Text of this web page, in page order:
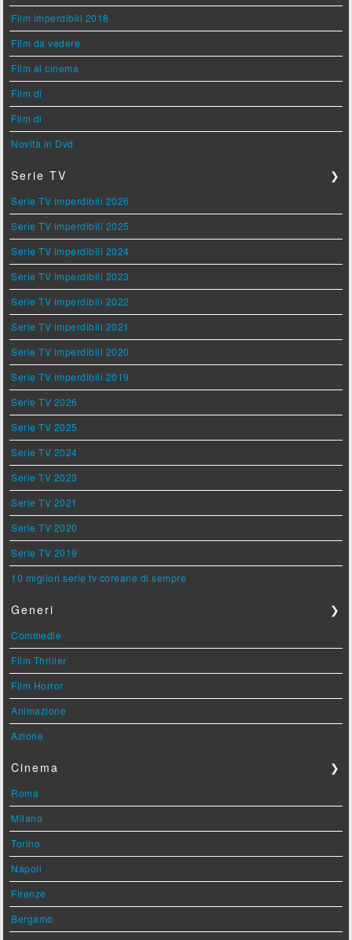
Film imperdibili 2018
Film da vedere
Film al cinema
Film di
Film di
Novità in Dvd
Serie TV ❯
Serie TV imperdibili 2026
Serie TV imperdibili 2025
Serie TV imperdibili 2024
Serie TV imperdibili 2023
Serie TV imperdibili 2022
Serie TV imperdibili 2021
Serie TV imperdibili 2020
Serie TV imperdibili 2019
Serie TV 2026
Serie TV 2025
Serie TV 2024
Serie TV 2023
Serie TV 2021
Serie TV 2020
Serie TV 2019
10 migliori serie tv coreane di sempre
Generi ❯
Commedie
Film Thriller
Film Horror
Animazione
Azione
Cinema ❯
Roma
Milano
Torino
Napoli
Firenze
Bergamo